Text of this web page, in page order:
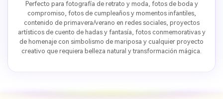
Perfecto para fotografía de retrato y moda, fotos de boda y
compromiso, fotos de cumpleaños y momentos infantiles,
contenido de primavera/verano en redes sociales, proyectos
artísticos de cuento de hadas y fantasía, fotos conmemorativas y
de homenaje con simbolismo de mariposa y cualquier proyecto
creativo que requiera belleza natural y transformación mágica.